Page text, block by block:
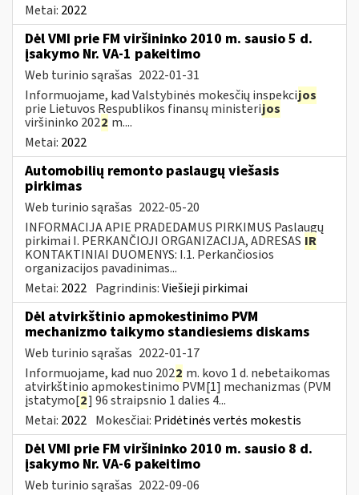
Metai: 2022
Dėl VMI prie FM viršininko 2010 m. sausio 5 d.
įsakymo Nr. VA-1 pakeitimo
Web turinio sąrašas 2022-01-31
Informuojame, kad Valstybinės mokesčių inspekcijos
prie Lietuvos Respublikos finansų ministerijos
viršininko 2022 m....
Metai: 2022
Automobilių remonto paslaugų viešasis
pirkimas
Web turinio sąrašas 2022-05-20
INFORMACIJA APIE PRADEDAMUS PIRKIMUS Paslaugų
pirkimai I. PERKANČIOJI ORGANIZACIJA, ADRESAS IR
KONTAKTINIAI DUOMENYS: I.1. Perkančiosios
organizacijos pavadinimas...
Metai: 2022 Pagrindinis:Viešieji pirkimai
Dėl atvirkštinio apmokestinimo PVM
mechanizmo taikymo standiesiems diskams
Web turinio sąrašas 2022-01-17
Informuojame, kad nuo 2022 m. kovo 1 d. nebetaikomas
atvirkštinio apmokestinimo PVM[1] mechanizmas (PVM
įstatymo[2] 96 straipsnio 1 dalies 4...
Metai: 2022 Mokesčiai: Pridėtinės vertės mokestis
Dėl VMI prie FM viršininko 2010 m. sausio 8 d.
įsakymo Nr. VA-6 pakeitimo
Web turinio sąrašas 2022-09-06